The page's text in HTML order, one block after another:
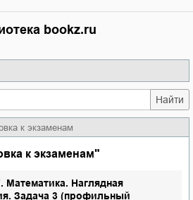
bookz.ru
Найти
к экзаменам
к экзаменам"
Математика. Наглядная
Задача 3 (профильный